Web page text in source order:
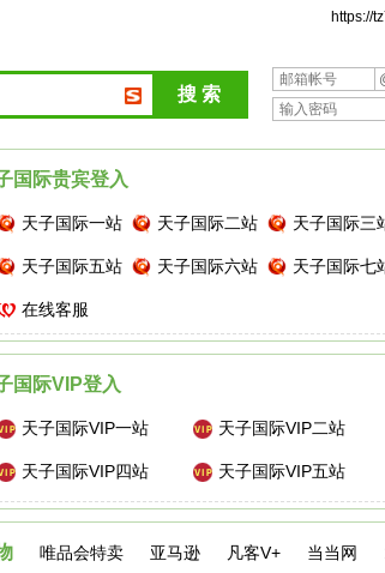
https://
搜 索
国际贵宾登入
天子国际一站 天子国际二站 天子国际三
天子国际五站 天子国际六站 天子国际七
在线客服
国际VIP登入
天子国际VIP一站 天子国际VIP二站
天子国际VIP四站 天子国际VIP五站
唯品会特卖 亚马逊 凡客V+ 当当网